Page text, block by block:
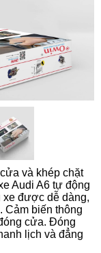
và khép chặt
Audi A6 tự động
xe được dễ dàng,
Cảm biến thông
cửa. Đóng
lịch và đẳng